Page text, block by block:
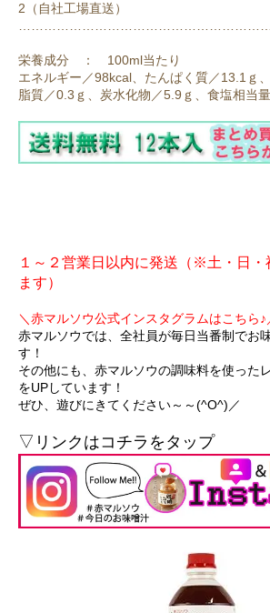
2（自社工場直送）
栄養成分 ： 100ml当たり
エネルギー／98kcal、たんぱく質／13.1ｇ、
脂質／0.3ｇ、炭水化物／5.9ｇ、食塩相当
１～２営業日以内に発送（※土・日・
ます）
＼赤マルソウ公式インスタグラムはこちら♪
赤マルソウでは、全社員が毎日当番制でお
す！
その他にも、赤マルソウの調味料を使った
をUPしています！
ぜひ、遊びにきてください～～(^O^)／
▽リンクはコチラをタップ